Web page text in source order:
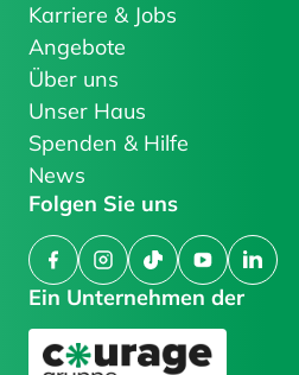
Ein Unternehmen der
Karriere & Jobs
Angebote
Über uns
Unser Haus
Spenden & Hilfe
News
Folgen Sie uns
FacebookInstagram
TikTokYouTubeLinkedIn